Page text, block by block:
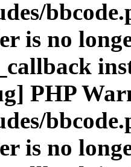
is no
PHP
is no